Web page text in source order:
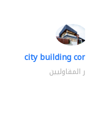
city building
كبار المقاوليين